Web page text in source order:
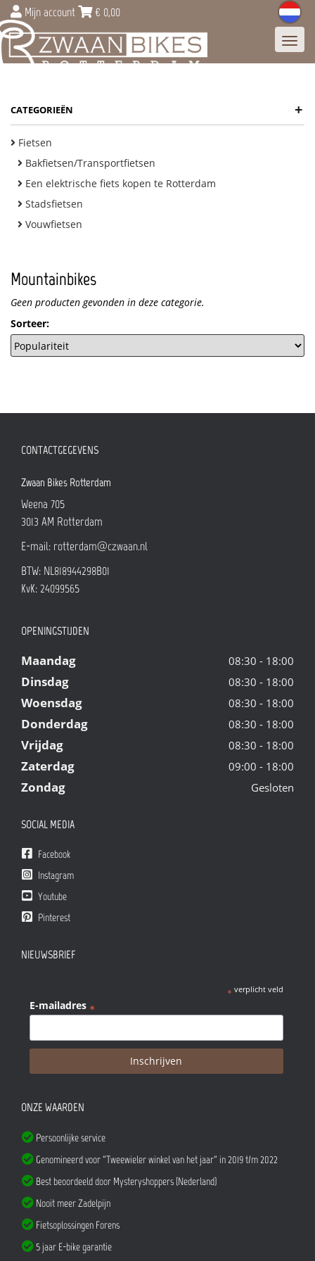
Mijn account € 0,00
CATEGORIEËN +
Fietsen
Bakfietsen/Transportfietsen
Een elektrische fiets kopen te Rotterdam
Stadsfietsen
Vouwfietsen
Mountainbikes
Geen producten gevonden in deze categorie.
Sorteer:
CONTACTGEGEVENS
Zwaan Bikes Rotterdam
Weena 705
3013 AM Rotterdam
E-mail: rotterdam@czwaan.nl
BTW: NL818944298B01
KvK: 24099565
OPENINGSTIJDEN
Maandag 08:30 - 18:00
Dinsdag 08:30 - 18:00
Woensdag 08:30 - 18:00
Donderdag 08:30 - 18:00
Vrijdag 08:30 - 18:00
Zaterdag 09:00 - 18:00
Zondag Gesloten
SOCIAL MEDIA
Facebook
Instagram
Youtube
Pinterest
NIEUWSBRIEF
* verplicht veld
E-mailadres *
ONZE WAARDEN
Persoonlijke service
Genomineerd voor "Tweewieler winkel van het jaar" in 2019 t/m 2022
Best beoordeeld door Mysteryshoppers (Nederland)
Nooit meer Zadelpijn
Fietsoplossingen Forens
5 jaar E-bike garantie